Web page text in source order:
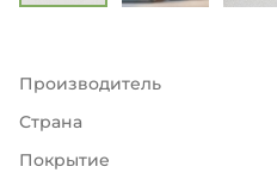
Производитель
Страна
Покрытие